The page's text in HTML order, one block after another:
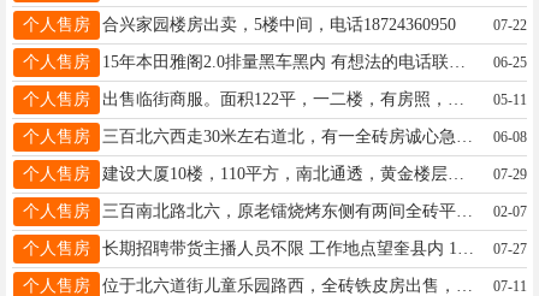
个人售房 合兴家园楼房出卖，5楼中间，电话18724360950 07-22
个人售房 06-25
个人售房 05-11
个人售房 06-08
个人售房 建设大厦10楼，110平方，南北通透，黄金楼层，适合居住、学区，养老，产权清晰，拎包入住。电话：16645576008 07-29
个人售房 三百南北路北六，原老镭烧烤东侧有两间全砖平房出租出卖。电话:13763789017 15245511180 02-07
个人售房 07-27
个人售房 07-11